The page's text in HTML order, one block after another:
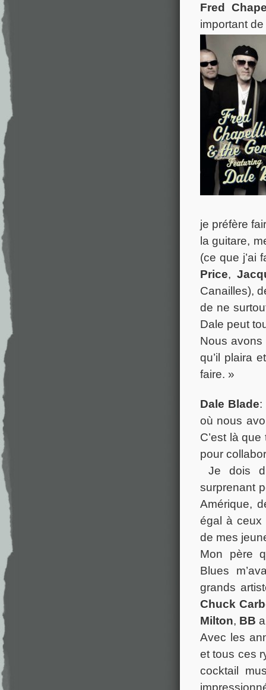
Fred
important
je préfère
la guitare,
(ce que j’ai
Price,
Canailles),
de ne
Dale peut
Nous avons
qu’il plaira
faire. »
Dale Blade:
où nous
C’est là
pour
Je dois
surprenant
Amérique,
égal à ceux
de mes
Mon père
Blues
grands
Chuck
Milton, BB
Avec les
et tous ces
cocktail